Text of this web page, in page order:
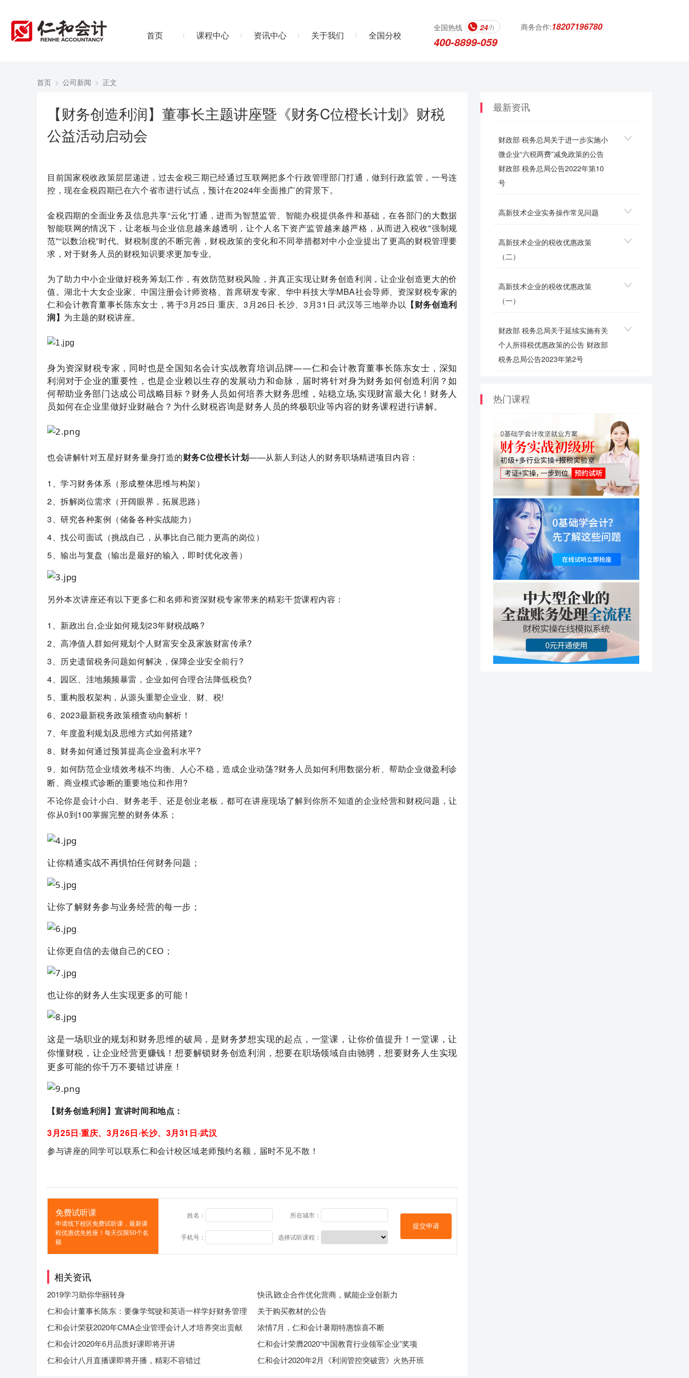
首页 课程中心 资讯中心 关于我们 全国分校
全国热线 24/h
400-8899-059
商务合作:18207196780
首页 > 公司新闻 > 正文
【财务创造利润】董事长主题讲座暨《财务C位橙长计划》财税
公益活动启动会
目前国家税收政策层层递进，过去金税三期已经通过互联网把多个行政管理部门打通，做到行政监管，一号连
控，现在金税四期已在六个省市进行试点，预计在2024年全面推广的背景下。
金税四期的全面业务及信息共享“云化”打通，进而为智慧监管、智能办税提供条件和基础，在各部门的大数据
智能联网的情况下，让老板与企业信息越来越透明，让个人名下资产监管越来越严格，从而进入税收"强制规
范"“以数治税”时代。财税制度的不断完善，财税政策的变化和不同举措都对中小企业提出了更高的财税管理要
求，对于财务人员的财税知识要求更加专业。
为了助力中小企业做好税务筹划工作，有效防范财税风险，并真正实现让财务创造利润，让企业创造更大的价
值。湖北十大女企业家、中国注册会计师资格、首席研发专家、华中科技大学MBA社会导师、资深财税专家的
仁和会计教育董事长陈东女士，将于3月25日·重庆、3月26日·长沙、3月31日·武汉等三地举办以 【财务创造利
润】 为主题的财税讲座。
身为资深财税专家，同时也是全国知名会计实战教育培训品牌——仁和会计教育董事长陈东女士，深知
利润对于企业的重要性，也是企业赖以生存的发展动力和命脉，届时将针对身为财务如何创造利润？如
何帮助业务部门达成公司战略目标？财务人员如何培养大财务思维，站稳立场,实现财富最大化！财务人
员如何在企业里做好业财融合？为什么财税咨询是财务人员的终极职业等内容的财务课程进行讲解。
也会讲解针对五星好财务量身打造的财务C位橙长计划——从新人到达人的财务职场精进项目内容：
1、学习财务体系（形成整体思维与构架）
2、拆解岗位需求（开阔眼界，拓展思路）
3、研究各种案例（储备各种实战能力）
4、找公司面试（挑战自己，从事比自己能力更高的岗位）
5、输出与复盘（输出是最好的输入，即时优化改善）
另外本次讲座还有以下更多仁和名师和资深财税专家带来的精彩干货课程内容：
1、新政出台,企业如何规划23年财税战略?
2、高净值人群如何规划个人财富安全及家族财富传承?
3、历史遗留税务问题如何解决，保障企业安全前行?
4、园区、洼地频频暴雷，企业如何合理合法降低税负?
5、重构股权架构，从源头重塑企业业、财、税!
6、2023最新税务政策稽查动向解析！
7、年度盈利规划及思维方式如何搭建?
8、财务如何通过预算提高企业盈利水平?
9、如何防范企业绩效考核不均衡、人心不稳，造成企业动荡?财务人员如何利用数据分析、帮助企业做盈利诊
断、商业模式诊断的重要地位和作用?
不论你是会计小白、财务老手、还是创业老板，都可在讲座现场了解到你所不知道的企业经营和财税问题，让
你从0到100掌握完整的财务体系；
让你精通实战不再惧怕任何财务问题；
让你了解财务参与业务经营的每一步；
让你更自信的去做自己的CEO；
也让你的财务人生实现更多的可能！
这是一场职业的规划和财务思维的破局，是财务梦想实现的起点，一堂课，让你价值提升！一堂课，让
你懂财税，让企业经营更赚钱！想要解锁财务创造利润，想要在职场领域自由驰骋，想要财务人生实现
更多可能的你千万不要错过讲座！
【财务创造利润】宣讲时间和地点：
3月25日·重庆、3月26日·长沙、3月31日·武汉
参与讲座的同学可以联系仁和会计校区域老师预约名额，届时不见不散！
免费试听课
申请线下校区免费试听课，最新课
程优惠优先抢座！每天仅限50个名
额
姓名： 所在城市：
手机号： 选择试听课程：
提交申请
相关资讯
2019学习助你华丽转身
快讯∣政企合作优化营商，赋能企业创新力
仁和会计董事长陈东：要像学驾驶和英语一样学好财务管理
关于购买教材的公告
仁和会计荣获2020年CMA企业管理会计人才培养突出贡献
奖
浓情7月，仁和会计暑期特惠惊喜不断
仁和会计2020年6月品质好课即将开讲
仁和会计荣膺2020“中国教育行业领军企业”奖项
仁和会计八月直播课即将开播，精彩不容错过
仁和会计2020年2月《利润管控突破营》火热开班
最新资讯
财政部 税务总局关于进一步实施小
微企业“六税两费”减免政策的公告
财政部 税务总局公告2022年第10
号
高新技术企业实务操作常见问题
高新技术企业的税收优惠政策
（二）
高新技术企业的税收优惠政策
（一）
财政部 税务总局关于延续实施有关
个人所得税优惠政策的公告 财政部
税务总局公告2023年第2号
热门课程